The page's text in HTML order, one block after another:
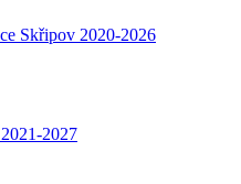
Skřipov 2020-2026
2027